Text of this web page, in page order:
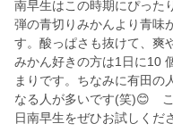
南早生はこの時期にぴった
弾の青切りみかんより青味
す。酸っぱさも抜けて、爽
みかん好きの方は1日に10
まりです。ちなみに有田の
なる人が多いです(笑)😊
日南早生をぜひお試しくだ